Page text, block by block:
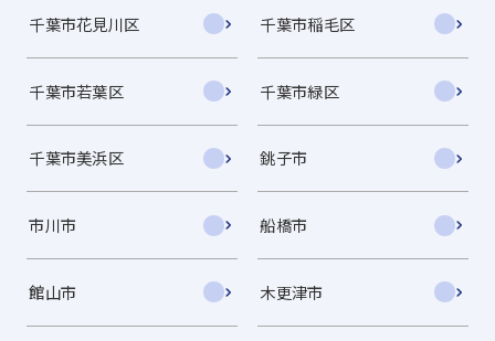
千葉市花見川区 千葉市稲毛区
千葉市若葉区 千葉市緑区
千葉市美浜区 銚子市
市川市 船橋市
館山市 木更津市